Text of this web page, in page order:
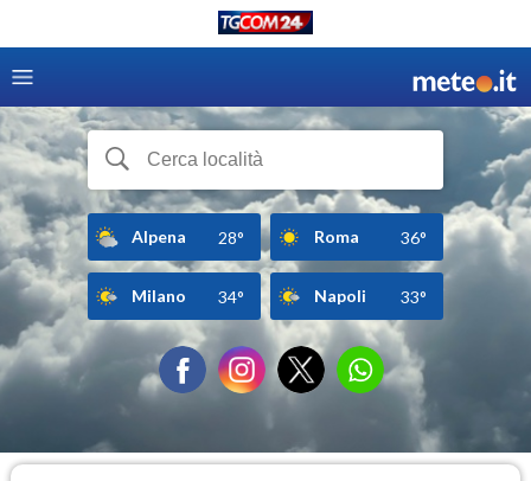
Alpena 28° Roma 36°
Milano 34° Napoli 33°